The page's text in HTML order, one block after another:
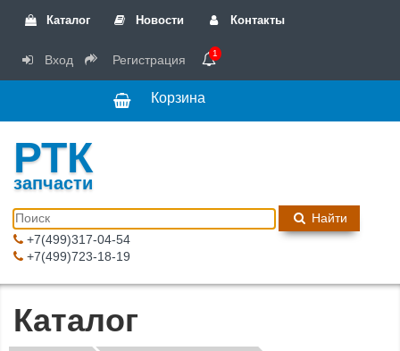
Каталог Новости Контакты
Вход Регистрация 1
Корзина
РТК
запчасти
Найти
+7(499)317-04-54
+7(499)723-18-19
Каталог